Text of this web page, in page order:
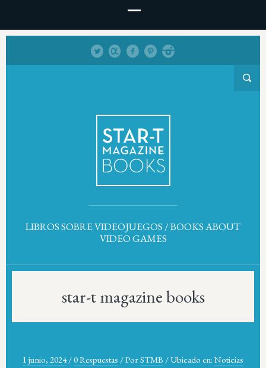
LIBROS SOBRE VIDEOJUEGOS / BOOKS ABOUT
VIDEO GAMES
star-t magazine books
1 junio, 2024 /0 Respuestas /PorSTMB / Ubicado en: Noticias